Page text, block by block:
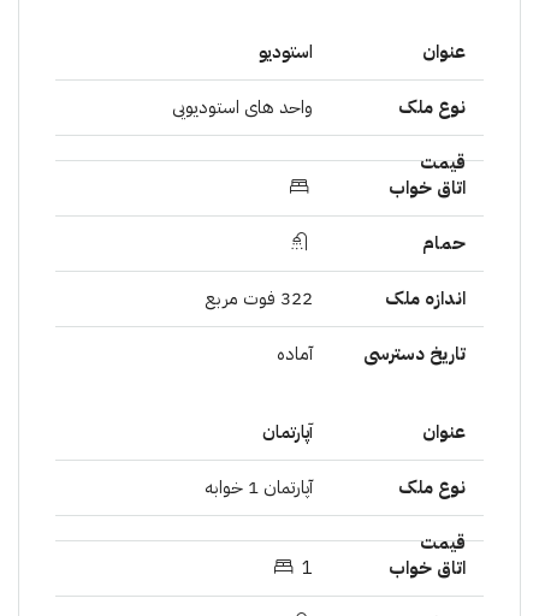
استودیو
واحد های استودیویی
322 فوت مربع
آمادە
آپارتمان
آپارتمان 1 خوابە
1